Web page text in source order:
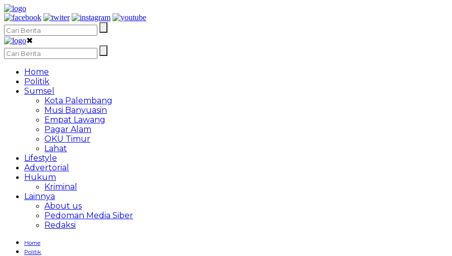
✖
Home
Politik
Sumsel
Kota Palembang
Musi Banyuasin
Empat Lawang
Pagar Alam
OKU Timur
Lahat
Lifestyle
Advertorial
Hukum
Kriminal
Lainnya
About us
Pedoman Media Siber
Redaksi
Home
Politik